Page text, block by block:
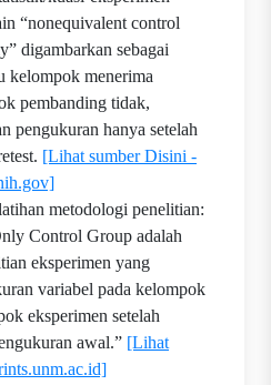
“nonequivalent control
digambarkan sebagai
kelompok menerima
pembanding tidak,
pengukuran hanya setelah
[Lihat sumber Disini -
metodologi penelitian:
Control Group adalah
eksperimen yang
variabel pada kelompok
eksperimen setelah
awal.” [Lihat